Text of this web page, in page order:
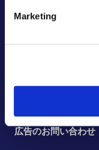
Marketing
広告のお問い合わせ